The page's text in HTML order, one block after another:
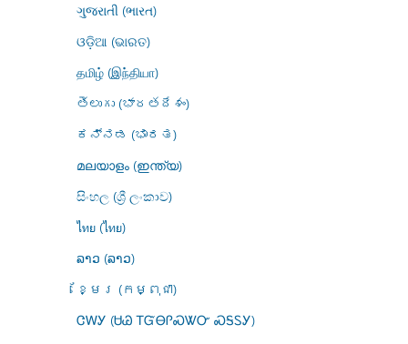
ગુજરાતી (ભારત)
ଓଡ଼ିଆ (ଭାରତ)
தமிழ் (இந்தியா)
తెలుగు (భారతదేశం)
ಕನ್ನಡ (ಭಾರತ)
മലയാളം (ഇന്ത്യ)
සිංහල (ශ්‍රී ලංකාව)
ไทย (ไทย)
ລາວ (ລາວ)
ខ្មែរ (កម្ពុជា)
ᏣᎳᎩ (ᏌᏊ ᎢᏳᎾᎵᏍᏔᏅ ᏍᎦᏚᎩ)